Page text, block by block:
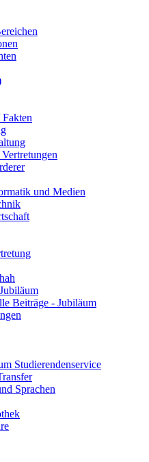
und Medien
Beiträge - Jubiläum
Studierendenservice
Sprachen